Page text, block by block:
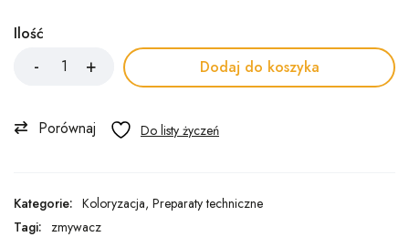
Ilość
Dodaj do koszyka
Porównaj
Kategorie: Koloryzacja, Preparaty techniczne
Tagi: zmywacz